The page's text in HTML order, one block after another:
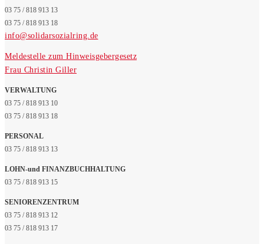
03 75 / 818 913 13
03 75 / 818 913 18
info@solidarsozialring.de
Meldestelle zum Hinweisgebergesetz
Frau Christin Giller
VERWALTUNG
03 75 / 818 913 10
03 75 / 818 913 18
PERSONAL
03 75 / 818 913 13
LOHN-und FINANZBUCHHALTUNG
03 75 / 818 913 15
SENIORENZENTRUM
03 75 / 818 913 12
03 75 / 818 913 17